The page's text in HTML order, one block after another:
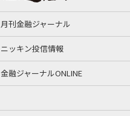
月刊金融ジャーナル
ニッキン投信情報
金融ジャーナルONLINE